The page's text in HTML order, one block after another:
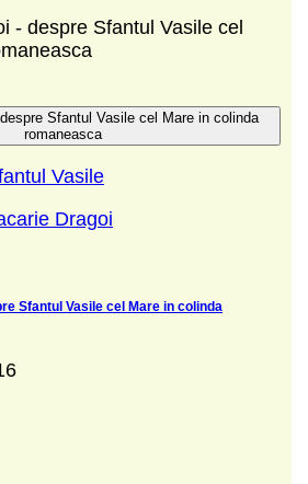
- despre Sfantul Vasile cel
Sfantul Vasile cel Mare in colinda
romaneasca
Vasile
Dragoi
Sfantul Vasile cel Mare in colinda